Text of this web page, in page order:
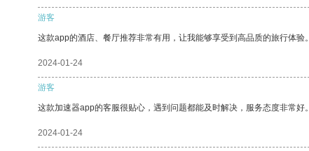
游客
这款app的酒店、餐厅推荐非常有用，让我能够享受到高品质的旅行体验。
2024-01-24
游客
这款加速器app的客服很贴心，遇到问题都能及时解决，服务态度非常好。
2024-01-24